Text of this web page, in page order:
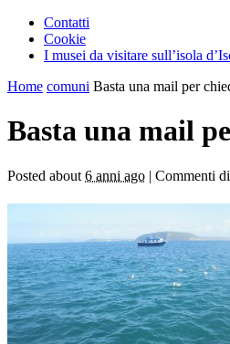
Contatti
Cookie
I musei da visitare sull’isola
Home comuni Basta una mail per
Basta una mail
Posted about 6 anni ago | Commenti